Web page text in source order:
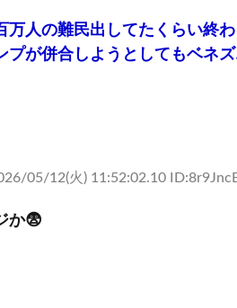
万人の難民出してたくらい終
プが併合しようとしてもベネ
05/12(火) 11:52:02.10
か😨